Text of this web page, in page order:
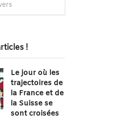
!
Le jour où les
trajectoires de
la France et de
la Suisse se
sont croisées